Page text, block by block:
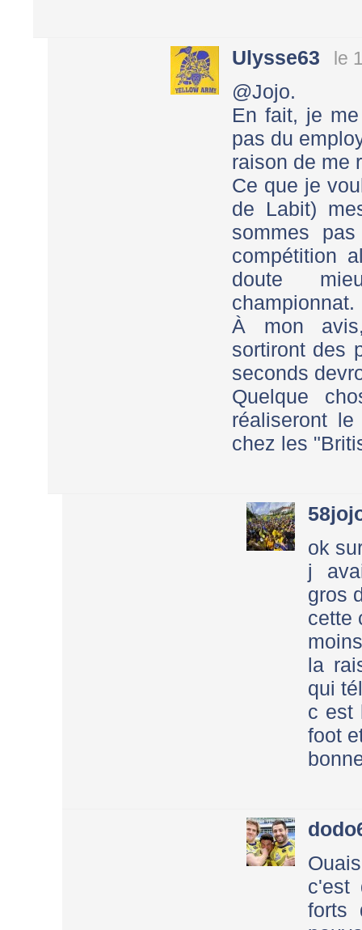
Ulysse63 le
@Jojo.
En fait, je
pas du
raison de me
Ce que je
de Labit)
sommes
compétition
doute
championnat.
À mon
sortiront des
seconds
Quelque
réaliseront
chez les
ok
j
gros
cette
la
qui
c est
foot
c'est
forts